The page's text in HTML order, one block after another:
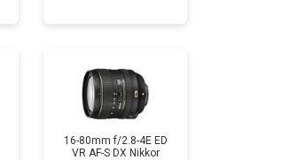
16-80mm f/2.8-4E ED
VR AF-S DX Nikkor